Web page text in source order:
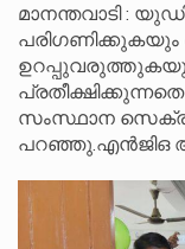
മാനന്തവാടി :
സംസ്ഥാന
പറഞ്ഞു.എൻജിഒ